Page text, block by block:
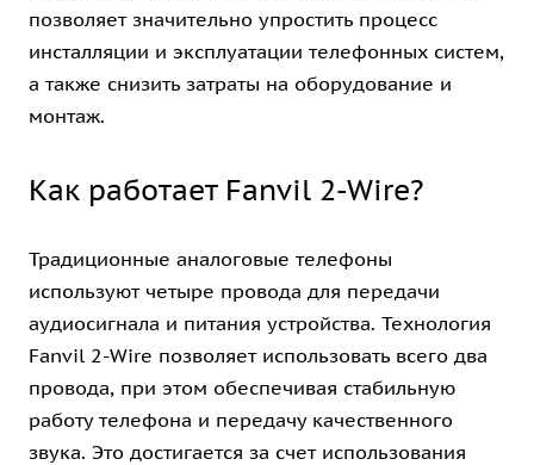
позволяет значительно упростить процесс
инсталляции и эксплуатации телефонных систем,
а также снизить затраты на оборудование и
монтаж.
Как работает Fanvil 2-Wire?
Традиционные аналоговые телефоны
используют четыре провода для передачи
аудиосигнала и питания устройства. Технология
Fanvil 2-Wire позволяет использовать всего два
провода, при этом обеспечивая стабильную
работу телефона и передачу качественного
звука. Это достигается за счет использования